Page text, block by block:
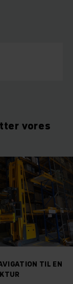
vores
TIL EN